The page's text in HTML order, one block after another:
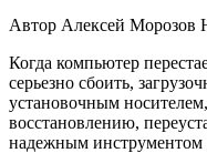
Автор Алексей Морозов
Когда компьютер
серьезно сбоить,
установочным
восстановлению,
надежным инструментом